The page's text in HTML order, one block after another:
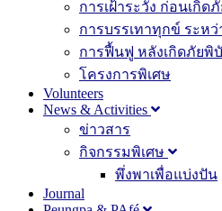
การเฝ้าระวัง ก่อนเกิด
การบรรเทาทุกข์ ระห
การฟื้นฟู หลังเกิดภัยพิ
โครงการพิเศษ
Volunteers
News & Activities
ข่าวสาร
กิจกรรมพิเศษ
พึ่งพาเพื่อแบ่งปัน
Journal